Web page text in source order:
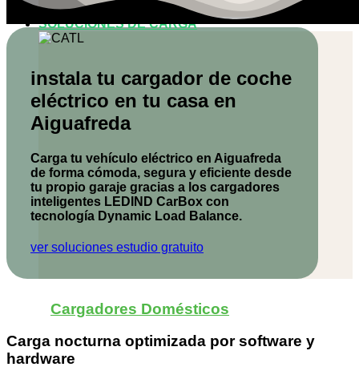
SOLUCIONES DE CARGA
Cargadores Domésticos
instala tu cargador de coche
eléctrico en tu casa en
Aiguafreda
Carga tu vehículo eléctrico en Aiguafreda
de forma cómoda, segura y eficiente desde
tu propio garaje gracias a los cargadores
inteligentes LEDIND CarBox con
tecnología Dynamic Load Balance.
ver soluciones estudio gratuito
Carga nocturna optimizada por software y
hardware